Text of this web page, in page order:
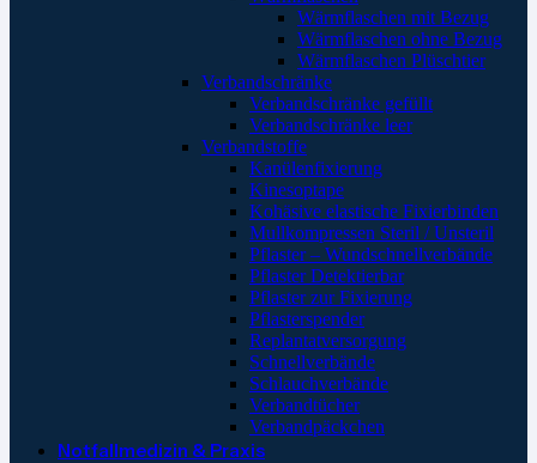
Wärmflaschen mit Bezug
Wärmflaschen ohne Bezug
Wärmflaschen Plüschtier
Verbandschränke
Verbandschränke gefüllt
Verbandschränke leer
Verbandstoffe
Kanülenfixierung
Kinesoptape
Kohäsive elastische Fixierbinden
Mullkompressen Steril / Unsteril
Pflaster – Wundschnellverbände
Pflaster Detektierbar
Pflaster zur Fixierung
Pflasterspender
Replantatversorgung
Schnellverbände
Schlauchverbände
Verbandtücher
Verbandpäckchen
Notfallmedizin & Praxis